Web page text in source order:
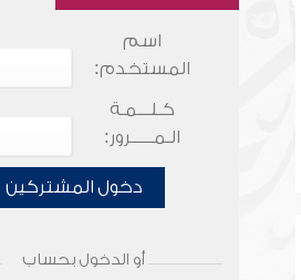
اسم
المستخدم:
كـلـــمـة
الـمـــــرور:
دخول المشتركين
أو الدخول بحساب